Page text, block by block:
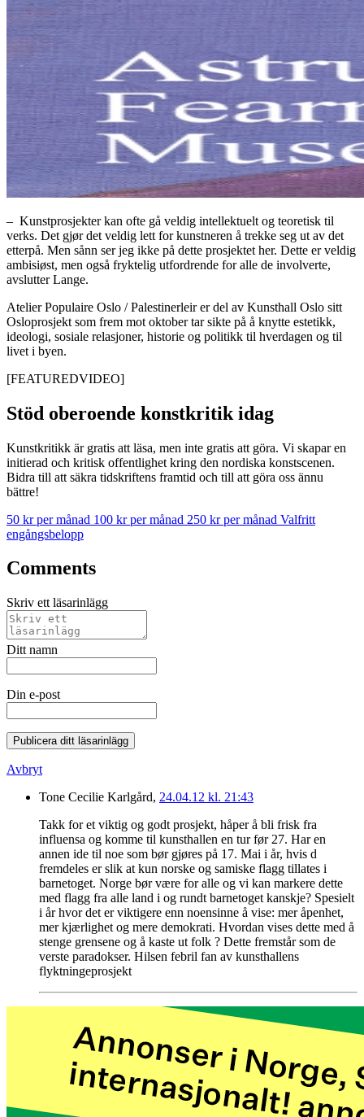
– Kunstprosjekter kan ofte gå veldig intellektuelt og teoretisk til
verks. Det gjør det veldig lett for kunstneren å trekke seg ut av det
etterpå. Men sånn ser jeg ikke på dette prosjektet her. Dette er veldig
ambisiøst, men også fryktelig utfordrende for alle de involverte,
avslutter Lange.
Atelier Populaire Oslo / Palestinerleir er del av Kunsthall Oslo sitt
Osloprosjekt som frem mot oktober tar sikte på å knytte estetikk,
ideologi, sosiale relasjoner, historie og politikk til hverdagen og til
livet i byen.
[FEATUREDVIDEO]
Stöd oberoende konstkritik idag
Kunstkritikk är gratis att läsa, men inte gratis att göra. Vi skapar en
initierad och kritisk offentlighet kring den nordiska konstscenen.
Bidra till att säkra tidskriftens framtid och till att göra oss ännu
bättre!
50 kr per månad 100 kr per månad 250 kr per månad Valfritt
engångsbelopp
Comments
Skriv ett läsarinlägg
Ditt namn
Din e-post
Publicera ditt läsarinlägg
Avbryt
Tone Cecilie Karlgård, 24.04.12 kl. 21:43
Takk for et viktig og godt prosjekt, håper å bli frisk fra
influensa og komme til kunsthallen en tur før 27. Har en
annen ide til noe som bør gjøres på 17. Mai i år, hvis d
fremdeles er slik at kun norske og samiske flagg tillates i
barnetoget. Norge bør være for alle og vi kan markere dette
med flagg fra alle land i og rundt barnetoget kanskje? Spesielt
i år hvor det er viktigere enn noensinne å vise: mer åpenhet,
mer kjærlighet og mere demokrati. Hvordan vises dette med å
stenge grensene og å kaste ut folk ? Dette fremstår som de
verste paradokser. Hilsen febril fan av kunsthallens
flyktningeprosjekt